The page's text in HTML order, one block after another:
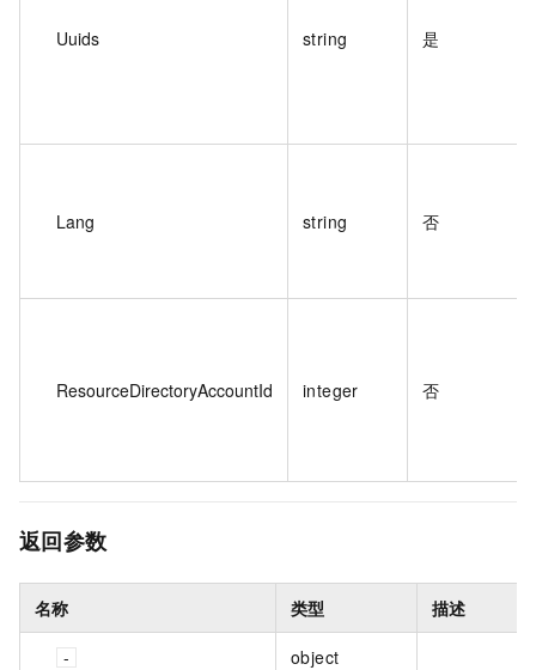
Uuids string 是
Lang string 否
ResourceDirectoryAccountId integer 否
返回参数
名称 类型 描述
object